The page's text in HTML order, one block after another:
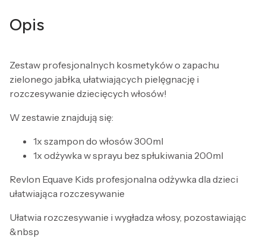
Opis
Zestaw profesjonalnych kosmetyków o zapachu
zielonego jabłka, ułatwiających pielęgnację i
rozczesywanie dziecięcych włosów!
W zestawie znajdują się:
1x szampon do włosów 300ml
1x odżywka w sprayu bez spłukiwania 200ml
Revlon Equave Kids profesjonalna odżywka dla dzieci
ułatwiająca rozczesywanie
Ułatwia rozczesywanie i wygładza włosy, pozostawiając
&nbsp